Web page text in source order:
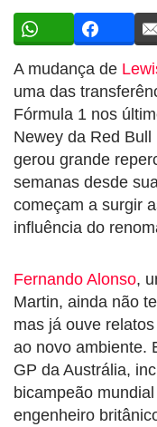
A mudança de
uma das
Fórmula 1 nos
Newey da Red
gerou grande
semanas desde
começam a surgir
influência do
Fernando Alonso,
Martin, ainda não
mas já ouve
ao novo ambiente.
GP da Austrália,
bicampeão
engenheiro